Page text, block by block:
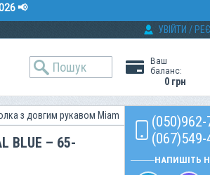
📢
УВІЙТИ /
Ваш
баланс:
0 грн
з довгим рукавом Miam
BLUE – 65-
(050)962-
(067)549-
НАПИШІТЬ